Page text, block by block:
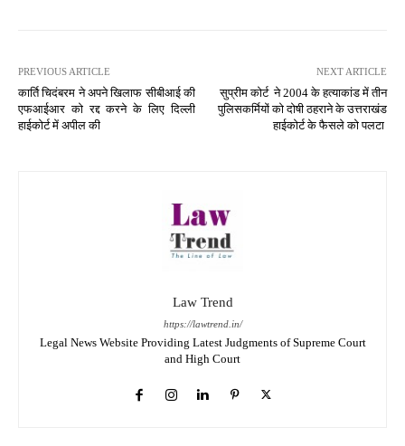
PREVIOUS ARTICLE
कार्ति चिदंबरम ने अपने खिलाफ सीबीआई की
एफआईआर को रद्द करने के लिए दिल्ली
हाईकोर्ट में अपील की
NEXT ARTICLE
सुप्रीम कोर्ट ने 2004 के हत्याकांड में तीन
पुलिसकर्मियों को दोषी ठहराने के उत्तराखंड
हाईकोर्ट के फैसले को पलटा
Law Trend
https://lawtrend.in/
Legal News Website Providing Latest Judgments of Supreme Court
and High Court